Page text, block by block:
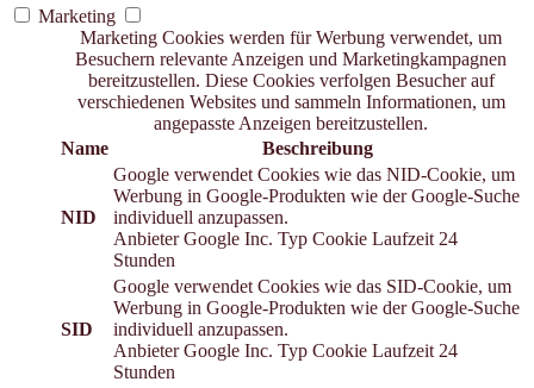
Marketing
Marketing Cookies werden für Werbung verwendet, um
Besuchern relevante Anzeigen und Marketingkampagnen
bereitzustellen. Diese Cookies verfolgen Besucher auf
verschiedenen Websites und sammeln Informationen, um
angepasste Anzeigen bereitzustellen.
Name
Beschreibung
NID
Google verwendet Cookies wie das NID-Cookie, um
Werbung in Google-Produkten wie der Google-Suche
individuell anzupassen.
Anbieter Google Inc. Typ Cookie Laufzeit 24
Stunden
SID
Google verwendet Cookies wie das SID-Cookie, um
Werbung in Google-Produkten wie der Google-Suche
individuell anzupassen.
Anbieter Google Inc. Typ Cookie Laufzeit 24
Stunden